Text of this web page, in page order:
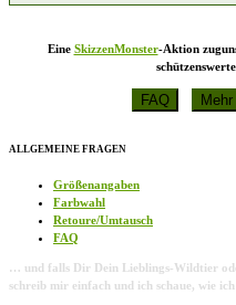
Eine SkizzenMonster-Aktion
ALLGEMEINE FRAGEN
Größenangaben
Farbwahl
Retoure/Umtausch
FAQ
… und falls Dir Dein Lieblings-Wildtier
schreib mir einfach und ich schaue, wie